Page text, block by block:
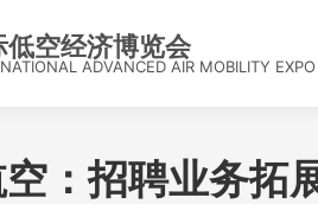
低空经济博览会
ADVANCED AIR MOBILITY EXPO
：招聘业务拓